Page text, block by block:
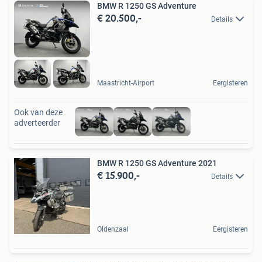
BMW R 1250 GS Adventure
€ 20.500,- Details
Maastricht-Airport Eergisteren
Ook van deze
adverteerder
BMW R 1250 GS Adventure 2021
€ 15.900,- Details
Oldenzaal Eergisteren